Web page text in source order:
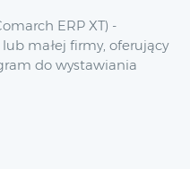
ERP XT) -
małej firmy, oferujący
do wystawiania